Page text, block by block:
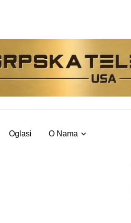
Oglasi O Nama